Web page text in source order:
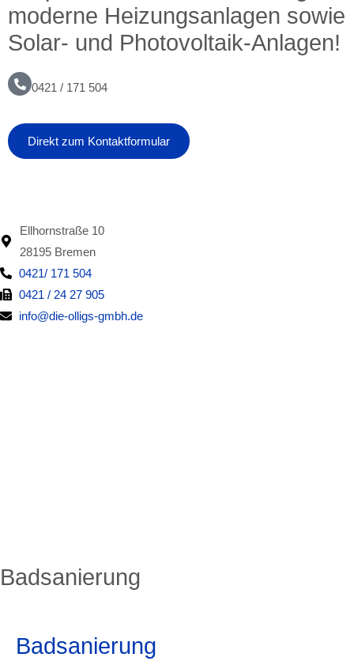
moderne Heizungsanlagen sowie
Solar- und Photovoltaik-Anlagen!
0421 / 171 504
Direkt zum Kontaktformular
Ellhornstraße 10
28195 Bremen
0421/ 171 504
0421 / 24 27 905
info@die-olligs-gmbh.de
Badsanierung
Badsanierung